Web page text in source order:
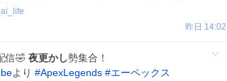
昨日 14:02
信🤣 夜更かし勢集合！
より #ApexLegends #エーペックス